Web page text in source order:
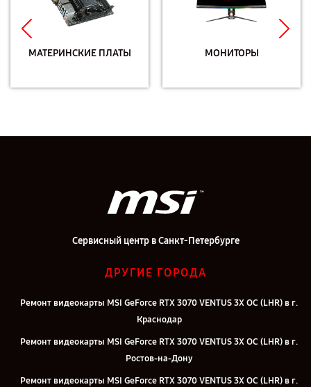
МАТЕРИНСКИЕ ПЛАТЫ МОНИТОРЫ
Сервисный центр в Санкт-Петербурге
ДРУГИЕ ГОРОДА
Ремонт видеокарты MSI GeForce RTX 3070 VENTUS 3X OC (LHR) в г.
Краснодар
Ремонт видеокарты MSI GeForce RTX 3070 VENTUS 3X OC (LHR) в г.
Ростов-на-Дону
Ремонт видеокарты MSI GeForce RTX 3070 VENTUS 3X OC (LHR) в г.